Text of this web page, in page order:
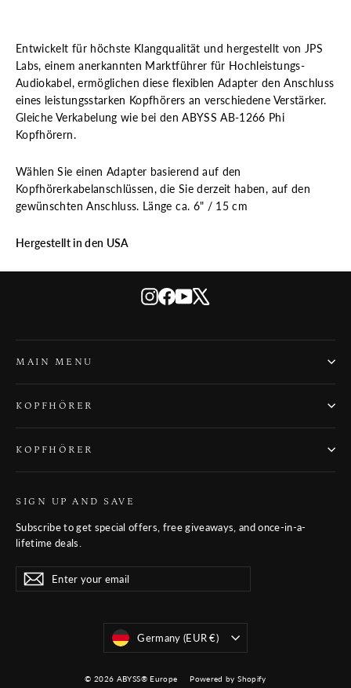
Entwickelt für höchste Klangqualität und hergestellt von JPS
Labs, einem anerkannten Marktführer für Hochleistungs-
Audiokabel, ermöglichen diese flexiblen Adapter den Anschluss
eines leistungsstarken Kopfhörers an verschiedene Verstärker.
Gleiche Verkabelung wie bei den ABYSS AB-1266 Phi
Kopfhörern.
Wählen Sie einen Adapter basierend auf den
Kopfhörerkabelanschlüssen, die Sie derzeit haben, auf den
gewünschten Anschluss. Länge ca. 6" / 15 cm
Hergestellt in den USA
Instagram
Facebook
YouTube
MAIN MENU
KOPFHÖRER
KOPFHÖRER
SIGN UP AND SAVE
Subscribe to get special offers, free giveaways, and once-in-a-
lifetime deals.
Enter
your
SubscribeSubscribe
Währung
Germany (EUR €)
© 2026 ABYSS® Europe Powered by Shopify